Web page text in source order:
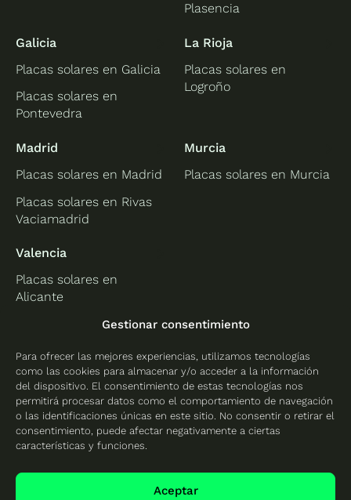
Gestionar consentimiento
Para ofrecer las mejores experiencias, utilizamos tecnologías
como las cookies para almacenar y/o acceder a la información
del dispositivo. El consentimiento de estas tecnologías nos
permitirá procesar datos como el comportamiento de navegación
o las identificaciones únicas en este sitio. No consentir o retirar el
consentimiento, puede afectar negativamente a ciertas
características y funciones.
Aceptar
Plasencia
Galicia
Placas solares en Galicia
Placas solares en
Pontevedra
La Rioja
Placas solares en
Logroño
Madrid
Placas solares en Madrid
Placas solares en Rivas
Vaciamadrid
Murcia
Placas solares en Murcia
Valencia
Placas solares en
Alicante
Placas solares en
Placas solares en
Valencia